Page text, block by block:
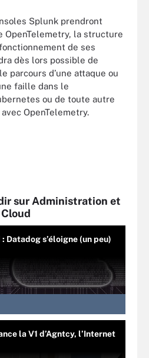
Splunk prendront
OpenTelemetry, la structure
de ses
dès lors possible de
parcours d’une attaque ou
faille dans le
ou de toute autre
OpenTelemetry.
sur Administration et
Datadog s’éloigne (un peu)
la V1 d’Agntcy, l’Internet